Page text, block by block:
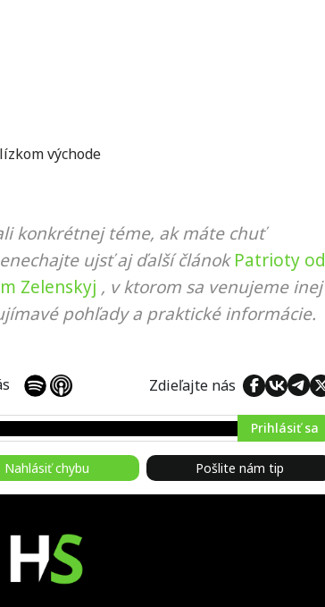
východe
konkrétnej téme, ak máte chuť
ujsť aj ďalší článok Patrioty od
Zelenskyj , v ktorom sa venujeme inej
pohľady a praktické informácie.
Zdieľajte nás
Prihlásiť sa
Nahlásiť chybu Pošlite nám tip